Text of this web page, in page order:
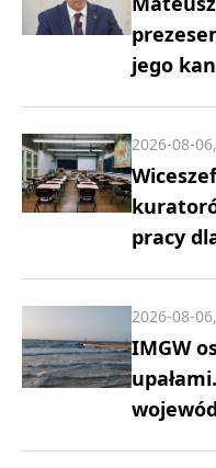
jego
pracy
2026-08-
IMGW
2026-08-